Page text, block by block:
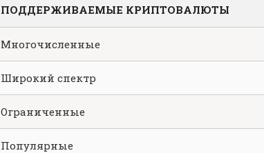
ПОДДЕРЖИВАЕМЫЕ КРИПТОВАЛЮТЫ
Многочисленные
Широкий спектр
Ограниченные
Популярные